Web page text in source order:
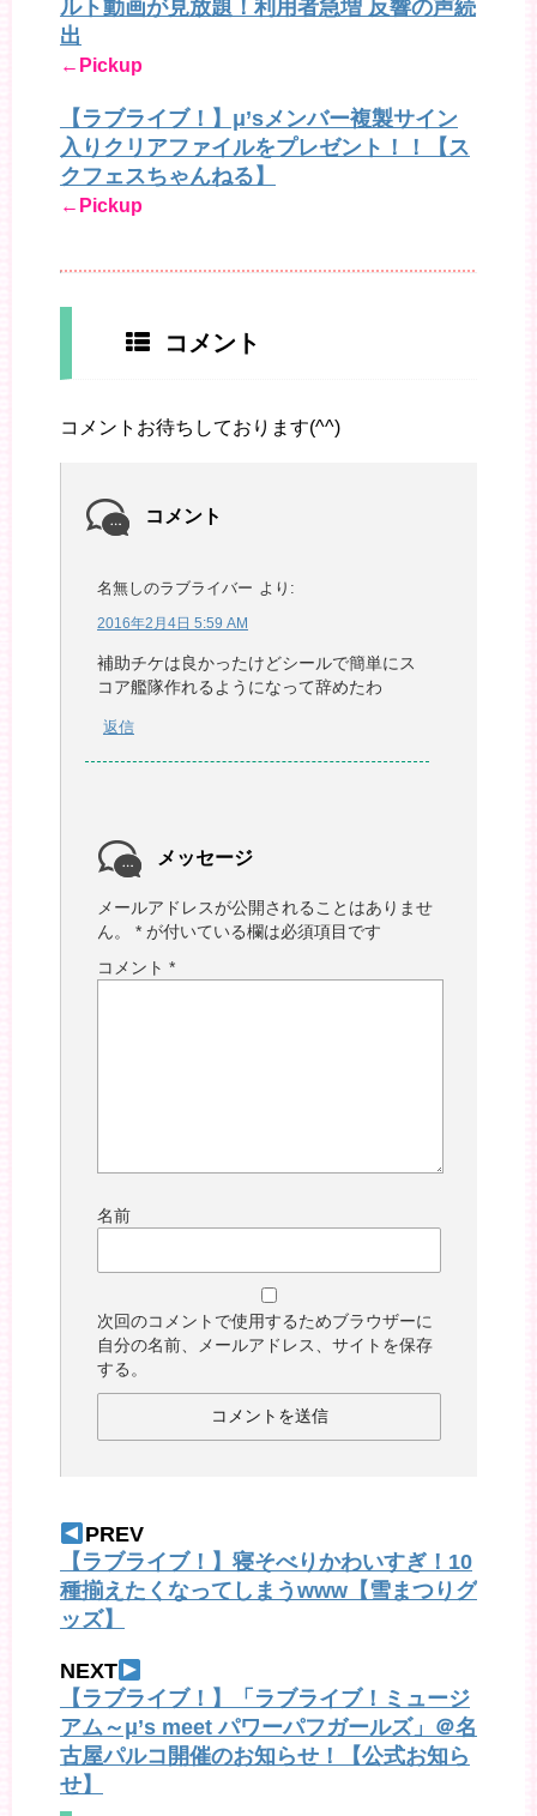
ルト動画が見放題！利用者急増 反響の声続
出
←Pickup
【ラブライブ！】μ’sメンバー複製サイン
入りクリアファイルをプレゼント！！【ス
クフェスちゃんねる】
←Pickup
コメント
コメントお待ちしております(^^)
コメント
名無しのラブライバー より:
2016年2月4日 5:59 AM
補助チケは良かったけどシールで簡単にス
コア艦隊作れるようになって辞めたわ
返信
メッセージ
メールアドレスが公開されることはありませ
ん。
* が付いている欄は必須項目です
コメント *
名前
次回のコメントで使用するためブラウザーに
自分の名前、メールアドレス、サイトを保存
する。
PREV
【ラブライブ！】寝そべりかわいすぎ！10
種揃えたくなってしまうwww【雪まつりグ
ッズ】
NEXT
【ラブライブ！】「ラブライブ！ミュージ
アム～μ’s meet パワーパフガールズ」＠名
古屋パルコ開催のお知らせ！【公式お知ら
せ】